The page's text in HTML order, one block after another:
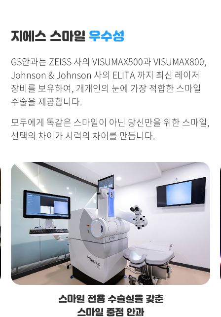
지에스 스마일우수성
GS안과는 ZEISS 사의 VISUMAX500과 VISUMAX800,
Johnson & Johnson 사의 ELITA 까지 최신 레이저
장비를 보유하여, 개개인의 눈에 가장 적합한 스마일
수술을 제공합니다.
모두에게 똑같은 스마일이 아닌 당신만을 위한 스마일,
선택의 차이가 시력의 차이를 만듭니다.
스마일 전용 수술실을 갖춘
스마일 중점 안과